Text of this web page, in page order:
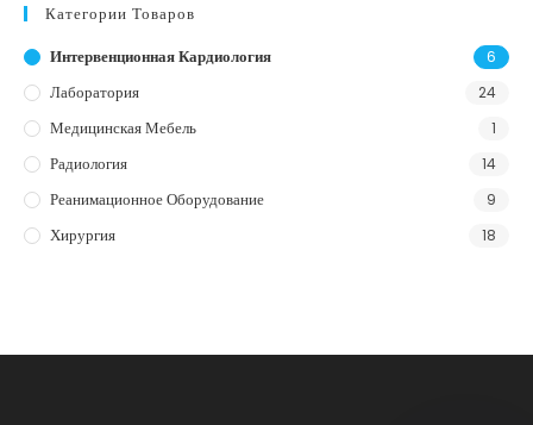
Категории Товаров
Интервенционная Кардиология
6
Лаборатория 24
Медицинская Мебель 1
Радиология 14
Реанимационное Оборудование 9
Хирургия 18